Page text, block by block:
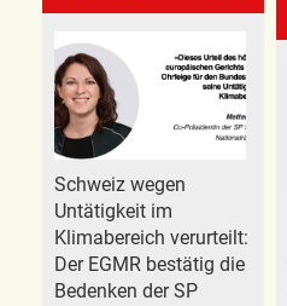
Schweiz wegen
Untätigkeit im
Klimabereich verurteilt:
Der EGMR bestätig die
Bedenken der SP